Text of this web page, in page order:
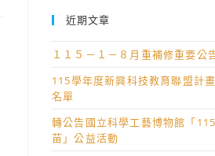
近期文章
１１５－１－８月重補修重要公
115學年度新興科技教育聯盟計
名單
轉公告國立科學工藝博物館「
苗」公益活動